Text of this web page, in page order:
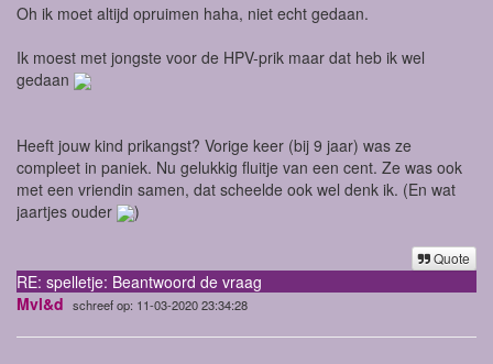
Oh ik moet altijd opruimen haha, niet echt gedaan.
Ik moest met jongste voor de HPV-prik maar dat heb ik wel
gedaan
Heeft jouw kind prikangst? Vorige keer (bij 9 jaar) was ze
compleet in paniek. Nu gelukkig fluitje van een cent. Ze was ook
met een vriendin samen, dat scheelde ook wel denk ik. (En wat
jaartjes ouder
)
Quote
RE: spelletje: Beantwoord de vraag
Mvl&d schreef op: 11-03-2020 23:34:28